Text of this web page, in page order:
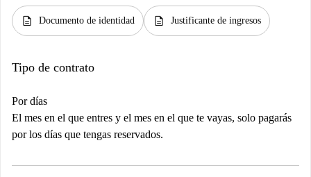
description Documento de identidad description Justificante de ingresos
Tipo de contrato
Por días
El mes en el que entres y el mes en el que te vayas, solo pagarás
por los días que tengas reservados.